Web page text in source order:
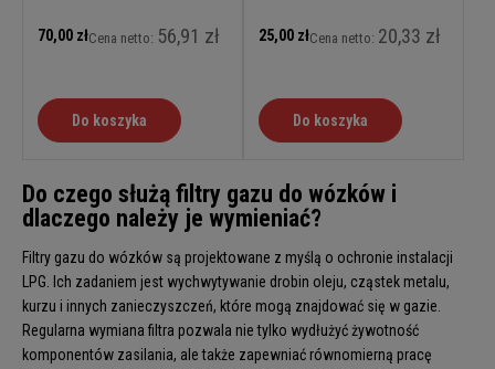
70,00 złCena netto: 56,91 zł
Do koszyka
25,00 złCena netto: 20,33 zł
Do koszyka
Do czego służą filtry gazu do wózków i
dlaczego należy je wymieniać?
Filtry gazu do wózków są projektowane z myślą o ochronie instalacji
LPG. Ich zadaniem jest wychwytywanie drobin oleju, cząstek metalu,
kurzu i innych zanieczyszczeń, które mogą znajdować się w gazie.
Regularna wymiana filtra pozwala nie tylko wydłużyć żywotność
komponentów zasilania, ale także zapewniać równomierną pracę